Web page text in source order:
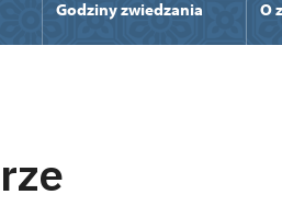
Godziny zwiedzania O